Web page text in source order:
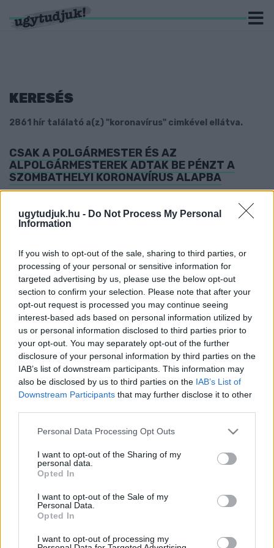
ugytudjuk.hu - Do Not Process My Personal
Information
If you wish to opt-out of the sale, sharing to third parties, or
processing of your personal or sensitive information for
targeted advertising by us, please use the below opt-out
section to confirm your selection. Please note that after your
opt-out request is processed you may continue seeing
interest-based ads based on personal information utilized by
us or personal information disclosed to third parties prior to
your opt-out. You may separately opt-out of the further
disclosure of your personal information by third parties on the
IAB’s list of downstream participants. This information may
also be disclosed by us to third parties on the IAB’s List of
Downstream Participants that may further disclose it to other
Please note that this website/app uses one or more Google
not limited to your visit or usage behaviour. You may click to
grant or deny consent to Google and its third-party tags to
use your data for below specified purposes in below Google
consent section.
Personal Data Processing Opt Outs
I want to opt-out of the Sharing of my
personal data.
Opted In
I want to opt-out of the Sale of my
Personal Data.
Opted In
I want to opt-out of processing my
KERESÉS
2861 hír találató a(z) "koronavírus" cimkével ellátva.
CSAK A POLGÁRMESTER ÉS AZ
ALPOLGÁRMESTEREK ADTAK BE PÉNZT A
SZOMBATHELYI KORONAVÍRUS ALAPBA
késztetést.
KÓRHÁZBAN
2024. január. 08. 08:41
Érvényben maradnak a szabályok.
SZIGORODTAK A MASZKVISELÉS SZABÁLYAI A
GYŐRI KÓRHÁZBAN
2023. december. 22. 09:29
Továbbra is erősen jelen van a covid.
KÉT ÉVE EZEN A NAPON RENDELTE EL NEMÉNY
ANDRÁS, HOGY KÖTELEZŐ MASZKOT HORDANI
A SZOMBATHELYI UTCÁKON
2022. november. 11. 08:28
Még a kutyafuttatóra is csak maszkban lehetett belépni.
CSÖKKEN SZOMBATHELY SZENNYVÍZÉBEN A
KONCENTRÁCIÓJA
2022. augusztus. 31. 14:30
szakemberek.
A GYŐRI ÉS A SZOMBATHELYI SZENNYVÍZBEN IS
TOVÁBB EMELKEDIK A KORONAVÍRUS
KONCENTRÁCIÓJA